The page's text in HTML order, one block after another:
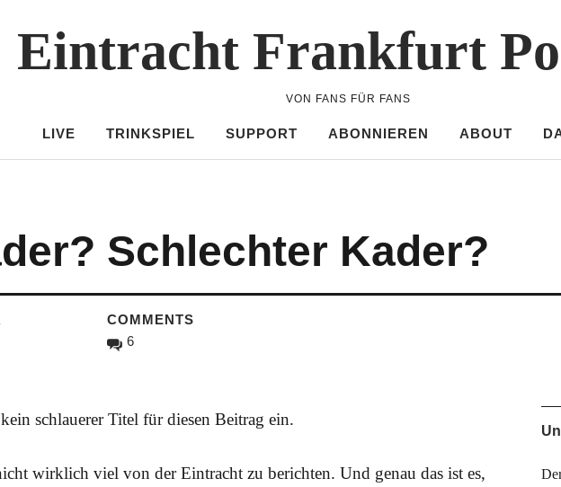
Eintracht Frankfurt
VON FANS FÜR FANS
LIVE TRINKSPIEL SUPPORT ABONNIEREN ABOUT
Schlechter Kader?
COMMENTS
6
schlauerer Titel für diesen Beitrag ein.
wirklich viel von der Eintracht zu berichten. Und genau das ist es,